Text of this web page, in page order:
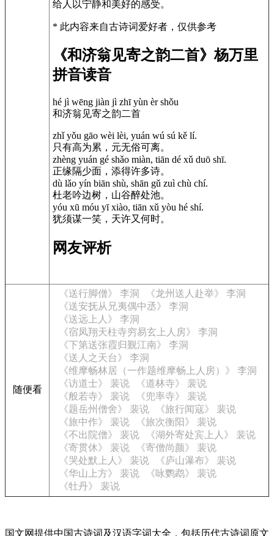
给人以宁静和美好的感受。
* 此内容来自古诗词爱好者，仅供参考
《和济翁见寄之韵二首》杨万里
拼音读音
hé jì wēng jiàn jì zhī yùn èr shǒu
和济翁见寄之韵二首
zhǐ yǒu gāo wèi lèi, yuán wú sú kě lí.
只有高为累，元无俗可离。
zhèng yuán gé shǎo miàn, tiān dé xǔ duō shī.
正缘隔少面，添得许多诗。
dù lǎo yín biān shù, shān gǔ zuì chù chí.
杜老吟边树，山谷醉处池。
yóu xū móu yī xiào, tiān xǔ yòu hé shí.
犹须谋一笑，天许又何时。
网友评析
随便看
《送行脚僧》 李洞
《龙州送人赴举》 李洞
《送安抚从兄夷偶中丞》 李洞
《送远上人》 李洞
《宿凤翔天柱寺穷易玄上人房》 李洞
《下第送张霞归觐江南》 李洞
《送人之天台》 李洞
《维摩畅林居（一作题维摩畅上人房）》 李洞
《访道士》 裴说
《道林寺》 裴说
《般若寺》 裴说
《兜率寺》 裴说
《题岳州僧舍》 裴说
《旅行闻寇》 裴说
《旅中作》 裴说
《旅次衡阳》 裴说
《不出院僧》 裴说
《湖外寄处宾上人》 裴说
《寄贯休》 裴说
《寄僧尚颜》 裴说
《哭处默上人》 裴说
《庐山瀑布》 裴说
《华山上方》 裴说
《咏鹦鹉》 裴说
《牡丹》 裴说
国文网提供中国古诗词及汉语字词大全，包括历代古诗词原文